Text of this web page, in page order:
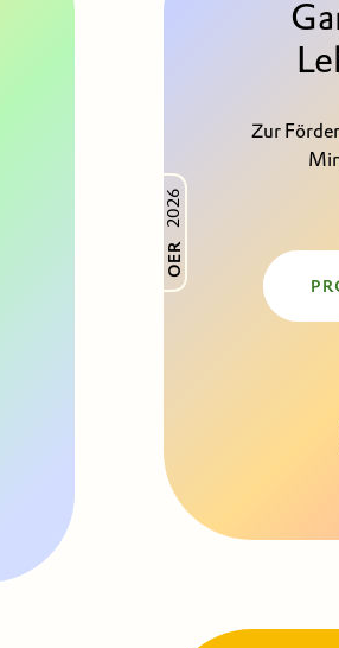
OER
2026
Zur